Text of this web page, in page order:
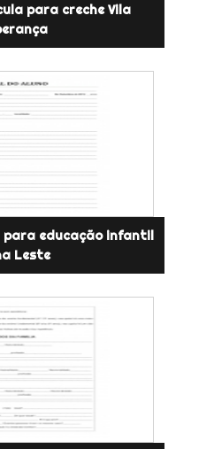
para creche Vila
educação infantil
Leste